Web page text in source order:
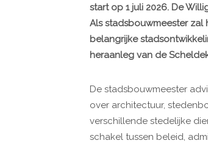
start op 1 juli 2026. De
Als stadsbouwmeester zal
belangrijke
heraanleg van de
De stadsbouwmeester
over architectuur,
verschillende stedelijke
schakel tussen beleid,